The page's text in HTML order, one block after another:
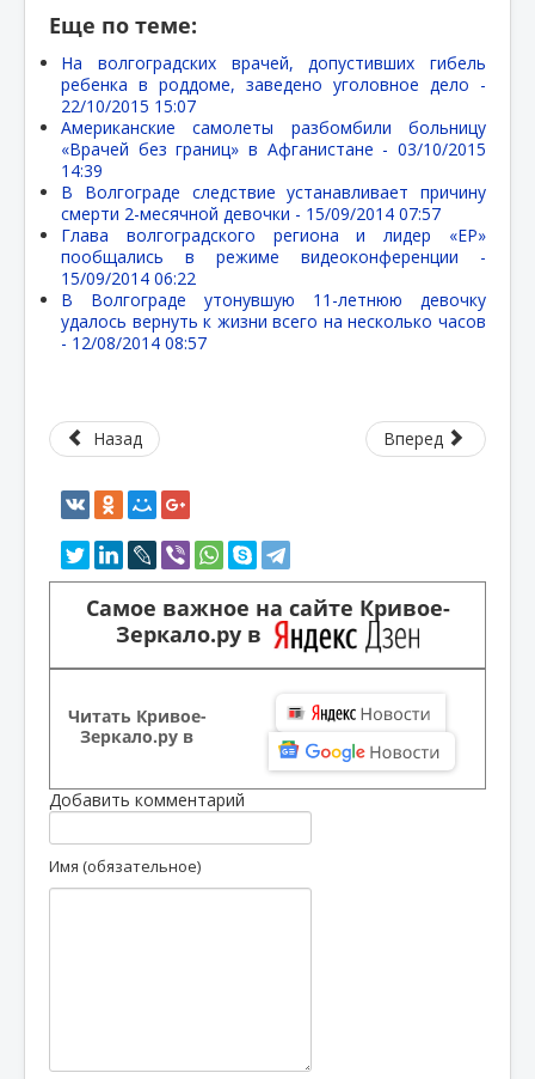
Еще по теме:
На волгоградских врачей, допустивших гибель
ребенка в роддоме, заведено уголовное дело -
22/10/2015 15:07
Американские самолеты разбомбили больницу
«Врачей без границ» в Афганистане - 03/10/2015
14:39
В Волгограде следствие устанавливает причину
смерти 2-месячной девочки - 15/09/2014 07:57
Глава волгоградского региона и лидер «ЕР»
пообщались в режиме видеоконференции -
15/09/2014 06:22
В Волгограде утонувшую 11-летнюю девочку
удалось вернуть к жизни всего на несколько часов
- 12/08/2014 08:57
Назад Вперед
Самое важное на сайте Кривое-
Зеркало.ру в
Читать Кривое-
Зеркало.ру в
Добавить комментарий
Имя (обязательное)